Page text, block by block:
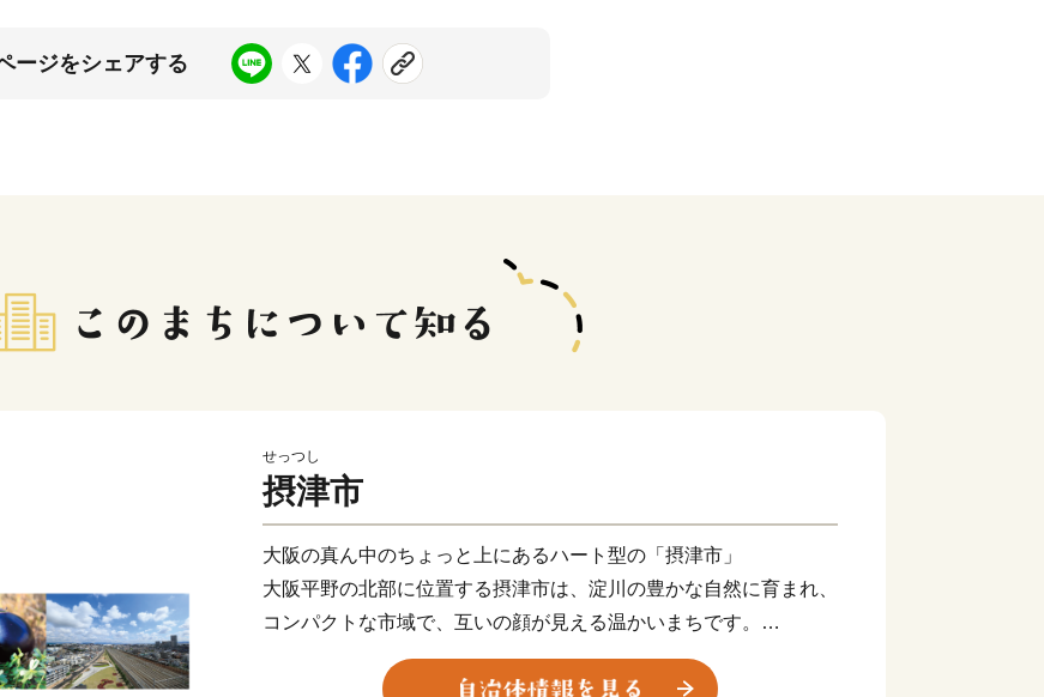
ージをシェアする
せっつし
摂津市
大阪の真ん中のちょっと上にあるハート型の「摂津市」
大阪平野の北部に位置する摂津市は、淀川の豊かな自然に育まれ、
コンパクトな市域で、互いの顔が見える温かいまちです。
また、都心に近く通勤通学の利便性が良いだけではなく、「新幹線
鳥飼車両基地」「阪急電鉄正雀工場」もあり、鉄道好きの方にもに